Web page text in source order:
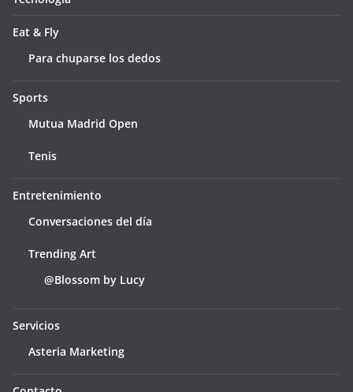
Eat & Fly
Para chuparse los dedos
Sports
Mutua Madrid Open
Tenis
Entretenimiento
Conversaciones del día
Trending Art
@Blossom by Lucy
Servicios
Asteria Marketing